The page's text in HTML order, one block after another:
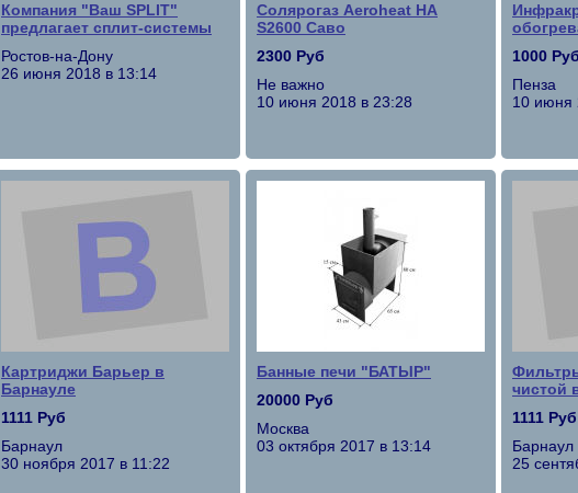
Компания "Ваш SPLIT"
предлагает сплит-системы
Ростов-на-Дону
26 июня 2018 в 13:14
Солярогаз Aeroheat HA
S2600 Саво
2300 Руб
Не важно
10 июня 2018 в 23:28
1000 Руб
Пенза
10 июня
Картриджи Барьер в
Барнауле
1111 Руб
Барнаул
30 ноября 2017 в 11:22
Банные печи "БАТЫР"
20000 Руб
Москва
03 октября 2017 в 13:14
чистой
1111 Руб
Барнаул
25